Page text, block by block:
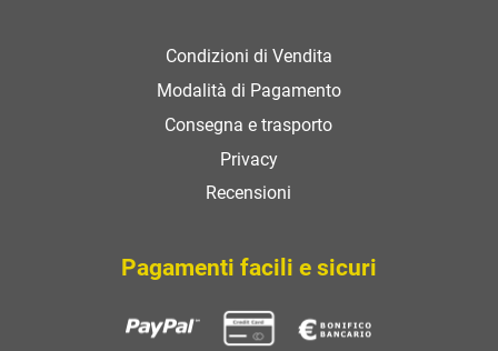
Condizioni di Vendita
Modalità di Pagamento
Consegna e trasporto
Privacy
Recensioni
Pagamenti facili e sicuri